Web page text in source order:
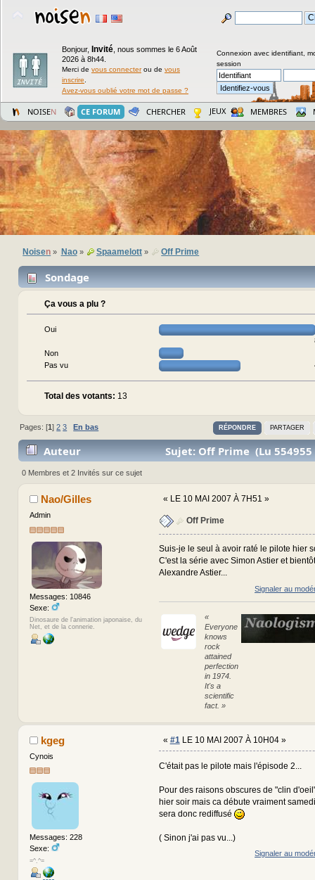
Bonjour, Invité nous sommes le 6 Août
2026 à 8h44.
Merci de vous connecterou de vous
inscrire
Avez-vous oublié votre mot de passe ?
Connexion avec identifiant,
session
NOISEN CE FORUM CHERCHER JEUX MEMBRES
Noisen » Nao» Spaamelott» Off Prime
Sondage
Ça vous a plu ?
Oui
Non
Pas vu
Total des votants: 13
RÉPONDRE PARTAGER
Pages: [1]2 3 En bas
Auteur Sujet: Off Prime (Lu 554955
0 Membres et 2 Invités sur ce sujet
Nao/Gilles
Admin
Messages: 10846
Sexe:
Dinosaure de l'animation japonaise, du
Net, et de la connerie.
« LE 10 MAI 2007 À 7H51 »
Off Prime
Suis-je le seul à avoir raté le pilote hier
C'est la série avec Simon Astier et
Alexandre Astier...
Signaler au
«
Everyone
knows
rock
attained
perfection
in 1974.
It's a
scientific
fact. »
kgeg
Cynois
Messages: 228
Sexe:
=^.^=
« #1 LE 10 MAI 2007 À 10H04 »
C'était pas le pilote mais l'épisode 2...
Pour des raisons obscures de "clin
hier soir mais ca débute vraiment
sera donc rediffusé
( Sinon j'ai pas vu...)
Signaler au